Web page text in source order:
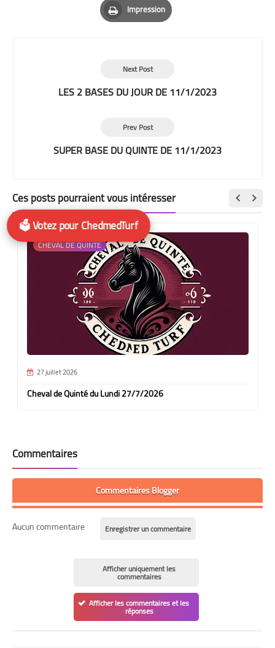
Impression
Print
Next Post
LES 2 BASES DU JOUR DE 11/1/2023
Prev Post
SUPER BASE DU QUINTE DE 11/1/2023
Ces posts pourraient vous intéresser
CHEVAL DE QUINTE
27 juillet 2026
Cheval de Quinté du Lundi 27/7/2026
Commentaires
Commentaires Blogger
Aucun commentaire Enregistrer un commentaire
Afficher uniquement les
commentaires
Afficher les commentaires et les
réponses
🗳️ Votez pour ChedmedTurf